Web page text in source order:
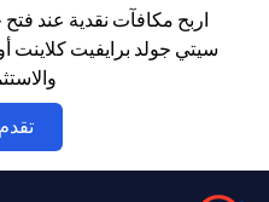
محلية) على دراية بمخاطر
خسارة رأس المال عند تحويل العملة
للمستثمرين. لا تتوفر منتجات
تخضع جميع الطلبات المتعلقة
منتجات الاستثمار والخزينة
السعي للحصول على مشورة قانونية
اربح مكافآت نقدية عند
سيتي جولد برايفيت كلاينت